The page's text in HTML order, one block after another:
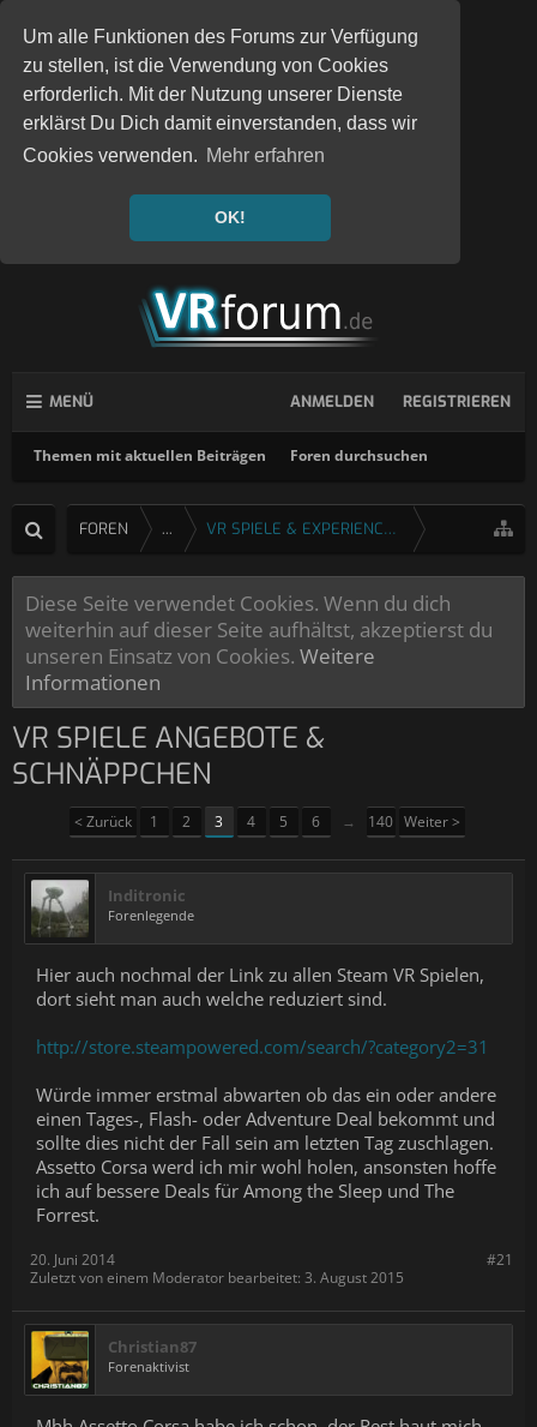
Um alle Funktionen des Forums zur Verfügung
zu stellen, ist die Verwendung von Cookies
erforderlich. Mit der Nutzung unserer Dienste
erklärst Du Dich damit einverstanden, dass wir
Cookies verwenden. Mehr erfahren
OK!
MENÜ
Themen mit aktuellen Beiträgen Foren durchsuchen
ANMELDEN REGISTRIEREN
FOREN ... VR SPIELE & EXPERIENCES
Diese Seite verwendet Cookies. Wenn du dich
weiterhin auf dieser Seite aufhältst, akzeptierst du
unseren Einsatz von Cookies. Weitere
Informationen
VR SPIELE ANGEBOTE &
SCHNÄPPCHEN
< Zurück 1 2 3 4 5 6 → 140 Weiter >
Inditronic
Forenlegende
Hier auch nochmal der Link zu allen Steam VR Spielen,
dort sieht man auch welche reduziert sind.
http://store.steampowered.com/search/?category2=31
Würde immer erstmal abwarten ob das ein oder andere
einen Tages-, Flash- oder Adventure Deal bekommt und
sollte dies nicht der Fall sein am letzten Tag zuschlagen.
Assetto Corsa werd ich mir wohl holen, ansonsten hoffe
ich auf bessere Deals für Among the Sleep und The
Forrest.
#21
20. Juni 2014
Zuletzt von einem Moderator bearbeitet: 3. August 2015
Christian87
Forenaktivist